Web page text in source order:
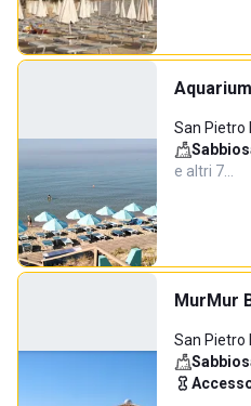
San Pietro
e altri 7…
MurMur
San Pietro